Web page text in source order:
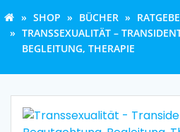
SHOP BÜCHER
TRANSSEXUALITÄT –
BEGLEITUNG, THERAPIE